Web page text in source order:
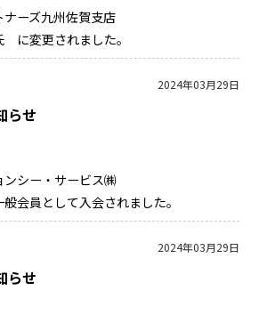
ーズ九州佐賀支店
更されました。
2024年03月29日
らせ
シー・サービス㈱
員として入会されました。
2024年03月29日
らせ